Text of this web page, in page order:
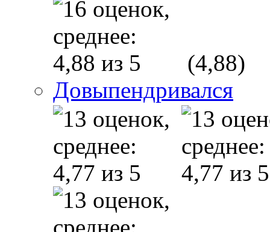
(4,88)
Довыпендривался